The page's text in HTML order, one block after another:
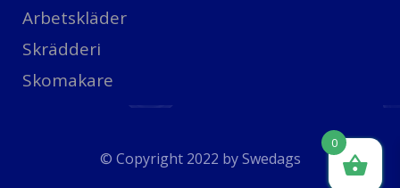
Arbetskläder
Skrädderi
Skomakare
© Copyright 2022 bySwedags
0